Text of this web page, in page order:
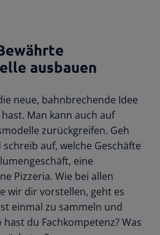
ausbauen
neue, bahnbrechende Idee
Man kann auch auf
zurückgreifen. Geh
auf, welche Geschäfte
eine
Pizzeria. Wie bei allen
wir dir vorstellen, geht es
einmal zu sammeln und
du Fachkompetenz? Was